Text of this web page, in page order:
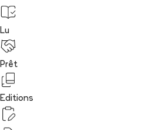
Lu
Prêt
Editions